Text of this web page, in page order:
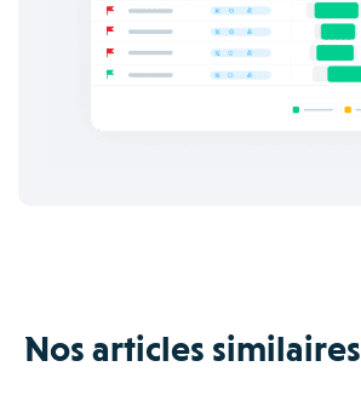
Nos articles similaires